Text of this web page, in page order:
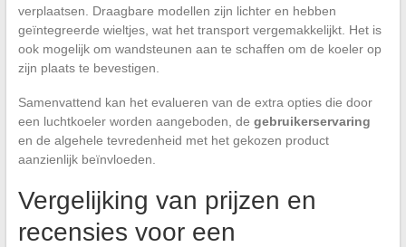
verplaatsen. Draagbare modellen zijn lichter en hebben
geïntegreerde wieltjes, wat het transport vergemakkelijkt. Het is
ook mogelijk om wandsteunen aan te schaffen om de koeler op
zijn plaats te bevestigen.
Samenvattend kan het evalueren van de extra opties die door
een luchtkoeler worden aangeboden, de gebruikerservaring
en de algehele tevredenheid met het gekozen product
aanzienlijk beïnvloeden.
Vergelijking van prijzen en
recensies voor een